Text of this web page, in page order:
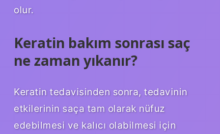
olur.
Keratin bakım sonrası saç
ne zaman yıkanır?
Keratin tedavisinden sonra, tedavinin
etkilerinin saça tam olarak nüfuz
edebilmesi ve kalıcı olabilmesi için